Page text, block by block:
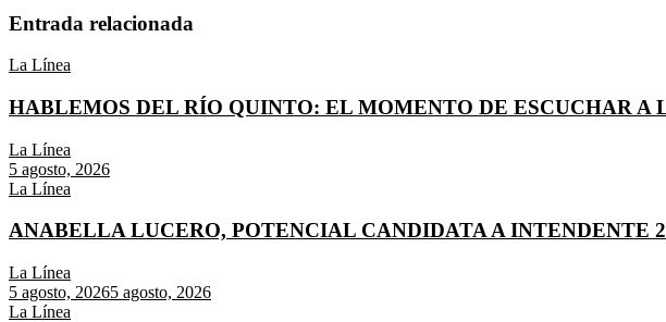
Entrada relacionada
La Línea
HABLEMOS DEL RÍO QUINTO: EL MOMENTO DE ESCUCHAR A
La Línea
5 agosto, 2026
La Línea
ANABELLA LUCERO, POTENCIAL CANDIDATA A INTENDENTE
La Línea
5 agosto, 20265 agosto, 2026
La Línea